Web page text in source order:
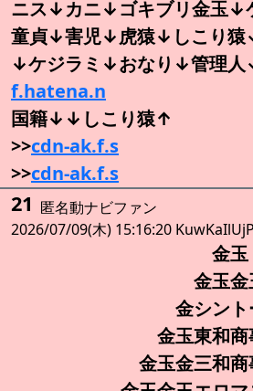
ニス↓カニ↓ゴキブリ金玉↓
童貞↓害児↓虎猿↓しこり
↓ケジラミ↓おなり↓管理
f.hatena.n
国籍↓↓しこり猿↑
>>cdn-ak.f.s
>>cdn-ak.f.s
21 匿名動ナビファン
2026/07/09(木) 15:16:20
金玉
金玉金
金シントー
金玉東和商事
金玉金三和商事